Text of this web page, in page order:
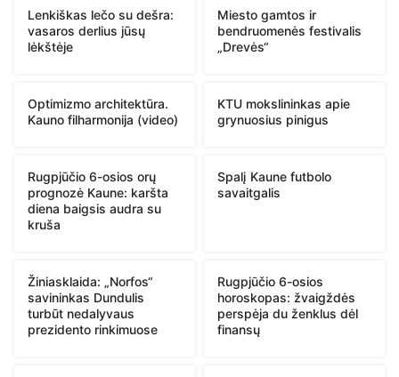
Lenkiškas lečo su dešra:
vasaros derlius jūsų
lėkštėje
Miesto gamtos ir
bendruomenės festivalis
„Drevės“
Optimizmo architektūra.
Kauno filharmonija (video)
KTU mokslininkas apie
grynuosius pinigus
Rugpjūčio 6-osios orų
prognozė Kaune: karšta
diena baigsis audra su
kruša
Spalį Kaune futbolo
savaitgalis
Žiniasklaida: „Norfos“
savininkas Dundulis
turbūt nedalyvaus
prezidento rinkimuose
Rugpjūčio 6-osios
horoskopas: žvaigždės
perspėja du ženklus dėl
finansų